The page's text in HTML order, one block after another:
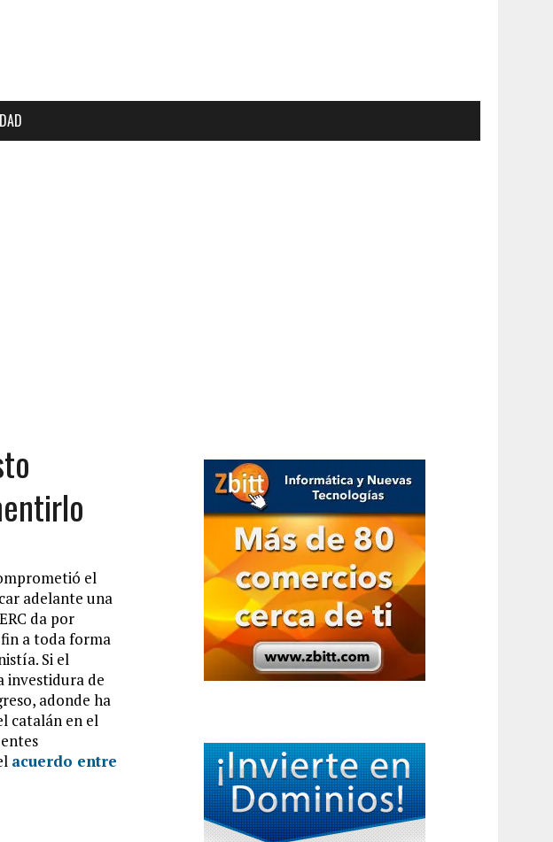
el
adelante una
da por
a toda forma
Si el
investidura de
adonde ha
catalán en el
acuerdo entre